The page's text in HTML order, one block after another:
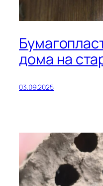
дома на
03.09.2025